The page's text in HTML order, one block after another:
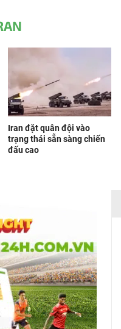
Iran đặt quân đội vào
trạng thái sẵn sàng chiến
đấu cao